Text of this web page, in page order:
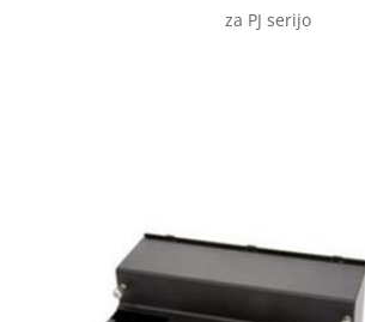
za PJ serijo